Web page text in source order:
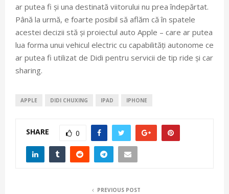
ar putea fi și una destinată viitorului nu prea îndepărtat.
Până la urmă, e foarte posibil să aflăm că în spatele
acestei decizii stă și proiectul auto Apple – care ar putea
lua forma unui vehicul electric cu capabilități autonome ce
ar putea fi utilizat de Didi pentru servicii de tip ride și car
sharing.
APPLE DIDI CHUXING IPAD IPHONE
SHARE 0
PREVIOUS POST